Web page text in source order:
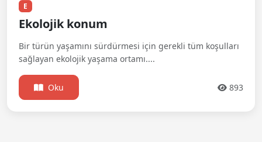
E
Ekolojik konum
Bir türün yaşamını sürdürmesi için gerekli tüm koşulları
sağlayan ekolojik yaşama ortamı....
Oku 893